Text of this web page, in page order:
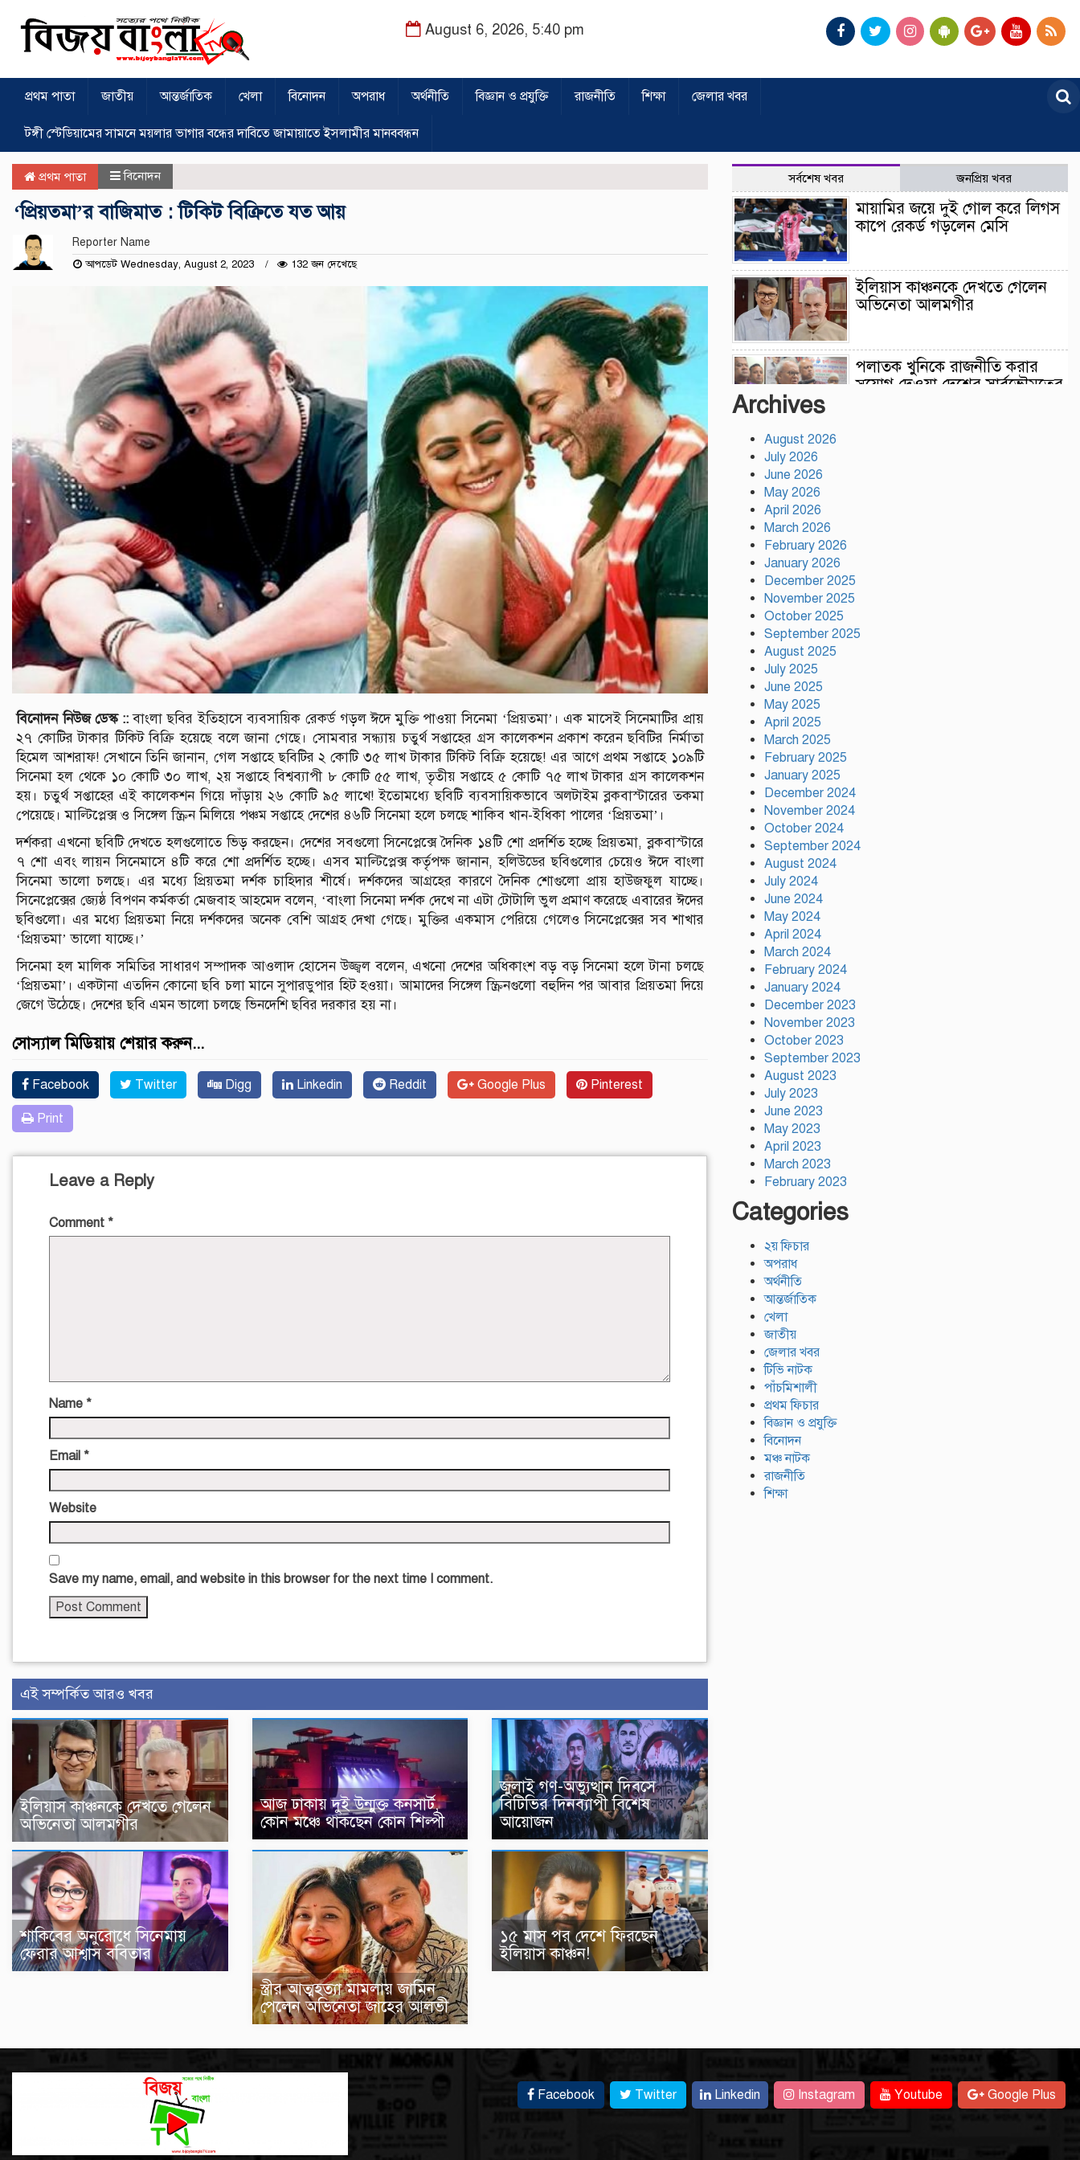
August 6, 2026, 5:40 pm
প্রথম পাতা জাতীয় আন্তর্জাতিক খেলা বিনোদন অপরাধ অর্থনীতি বিজ্ঞান ও প্রযুক্তি রাজনীতি শিক্ষা জেলার খবর
টঙ্গী স্টেডিয়ামের সামনে ময়লার ভাগার বন্ধের দাবিতে জামায়াতে ইসলামীর মানববন্ধন
প্রথম পাতা বিনোদন
‘প্রিয়তমা’র বাজিমাত : টিকিট বিক্রিতে যত আয়
Reporter Name
আপডেট Wednesday, August 2, 2023 132 জন দেখেছে
বিনোদন নিউজ ডেস্ক ::বাংলা ছবির ইতিহাসে ব্যবসায়িক রেকর্ড গড়ল ঈদে মুক্তি পাওয়া সিনেমা ‘প্রিয়তমা’। এক মাসেই সিনেমাটির প্রায়
২৭ কোটির টাকার টিকিট বিক্রি হয়েছে বলে জানা গেছে। সোমবার সন্ধ্যায় চতুর্থ সপ্তাহের গ্রস কালেকশন প্রকাশ করেন ছবিটির নির্মাতা
হিমেল আশরাফ! সেখানে তিনি জানান, গেল সপ্তাহে ছবিটির ২ কোটি ৩৫ লাখ টাকার টিকিট বিক্রি হয়েছে! এর আগে প্রথম সপ্তাহে ১০৯টি
সিনেমা হল থেকে ১০ কোটি ৩০ লাখ, ২য় সপ্তাহে বিশ্বব্যাপী ৮ কোটি ৫৫ লাখ, তৃতীয় সপ্তাহে ৫ কোটি ৭৫ লাখ টাকার গ্রস কালেকশন
হয়। চতুর্থ সপ্তাহের এই কালেকশন গিয়ে দাঁড়ায় ২৬ কোটি ৯৫ লাখে! ইতোমধ্যে ছবিটি ব্যবসায়িকভাবে অলটাইম ব্লকবাস্টারের তকমা
পেয়েছে। মাল্টিপ্লেক্স ও সিঙ্গেল স্ক্রিন মিলিয়ে পঞ্চম সপ্তাহে দেশের ৪৬টি সিনেমা হলে চলছে শাকিব খান-ইধিকা পালের ‘প্রিয়তমা’।
দর্শকরা এখনো ছবিটি দেখতে হলগুলোতে ভিড় করছেন। দেশের সবগুলো সিনেপ্লেক্সে দৈনিক ১৪টি শো প্রদর্শিত হচ্ছে প্রিয়তমা, ব্লকবাস্টারে
৭ শো এবং লায়ন সিনেমাসে ৪টি করে শো প্রদর্শিত হচ্ছে। এসব মাল্টিপ্লেক্স কর্তৃপক্ষ জানান, হলিউডের ছবিগুলোর চেয়েও ঈদে বাংলা
সিনেমা ভালো চলছে। এর মধ্যে প্রিয়তমা দর্শক চাহিদার শীর্ষে। দর্শকদের আগ্রহের কারণে দৈনিক শোগুলো প্রায় হাউজফুল যাচ্ছে।
সিনেপ্লেক্সের জ্যেষ্ঠ বিপণন কর্মকর্তা মেজবাহ আহমেদ বলেন, ‘বাংলা সিনেমা দর্শক দেখে না এটা টোটালি ভুল প্রমাণ করেছে এবারের ঈদের
ছবিগুলো। এর মধ্যে প্রিয়তমা নিয়ে দর্শকদের অনেক বেশি আগ্রহ দেখা গেছে। মুক্তির একমাস পেরিয়ে গেলেও সিনেপ্লেক্সের সব শাখার
‘প্রিয়তমা’ ভালো যাচ্ছে।’
সিনেমা হল মালিক সমিতির সাধারণ সম্পাদক আওলাদ হোসেন উজ্জ্বল বলেন, এখনো দেশের অধিকাংশ বড় বড় সিনেমা হলে টানা চলছে
‘প্রিয়তমা’। একটানা এতদিন কোনো ছবি চলা মানে সুপারডুপার হিট হওয়া। আমাদের সিঙ্গেল স্ক্রিনগুলো বহুদিন পর আবার প্রিয়তমা দিয়ে
জেগে উঠেছে। দেশের ছবি এমন ভালো চলছে ভিনদেশি ছবির দরকার হয় না।
সোস্যাল মিডিয়ায় শেয়ার করুন...
Facebook Twitter Digg Linkedin Reddit Google Plus Pinterest
Print
Leave a Reply
Comment *
Name *
Email *
Website
Save my name, email, and website in this browser for the next time I comment.
এই সম্পর্কিত আরও খবর
ইলিয়াস কাঞ্চনকে দেখতে গেলেন
অভিনেতা আলমগীর
আজ ঢাকায় দুই উন্মুক্ত কনসার্ট,
কোন মঞ্চে থাকছেন কোন শিল্পী
জুলাই গণ-অভ্যুত্থান দিবসে
বিটিভির দিনব্যাপী বিশেষ
আয়োজন
শাকিবের অনুরোধে সিনেমায়
ফেরার আশ্বাস ববিতার
স্ত্রীর আত্মহত্যা মামলায় জামিন
পেলেন অভিনেতা জাহের আলভী
১৫ মাস পর দেশে ফিরছেন
ইলিয়াস কাঞ্চন!
সর্বশেষ খবর জনপ্রিয় খবর
মায়ামির জয়ে দুই গোল করে লিগস
কাপে রেকর্ড গড়লেন মেসি
ইলিয়াস কাঞ্চনকে দেখতে গেলেন
অভিনেতা আলমগীর
পলাতক খুনিকে রাজনীতি করার
সুযোগ দেওয়া দেশের সার্বভৌমত্বের
নেতা
প্রতিবন্ধকতার শিকল ভাঙতে এখনো
রক্ত দিতে হচ্ছে: তথ্যমন্ত্রী
Archives
August 2026
July 2026
June 2026
May 2026
April 2026
March 2026
February 2026
January 2026
December 2025
November 2025
October 2025
September 2025
August 2025
July 2025
June 2025
May 2025
April 2025
March 2025
February 2025
January 2025
December 2024
November 2024
October 2024
September 2024
August 2024
July 2024
June 2024
May 2024
April 2024
March 2024
February 2024
January 2024
December 2023
November 2023
October 2023
September 2023
August 2023
July 2023
June 2023
May 2023
April 2023
March 2023
February 2023
Categories
২য় ফিচার
অপরাধ
অর্থনীতি
আন্তর্জাতিক
খেলা
জাতীয়
জেলার খবর
টিভি নাটক
পাঁচমিশালী
প্রথম ফিচার
বিজ্ঞান ও প্রযুক্তি
বিনোদন
মঞ্চ নাটক
রাজনীতি
শিক্ষা
Facebook Twitter Linkedin Instagram Youtube Google Plus